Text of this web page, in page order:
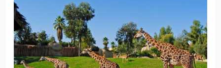
Volver al índice